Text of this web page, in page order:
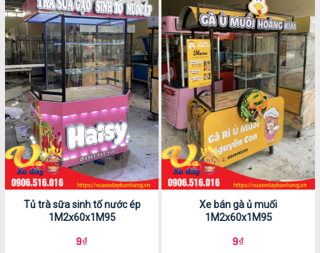
Tủ trà sữa sinh tố nước ép
1M2x60x1M95
9₫
Xe bán gà ủ muối
1M2x60x1M95
9₫